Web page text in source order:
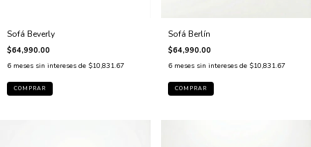
Sofá Beverly
$64,990.00
6 meses sin intereses de $10,831.67
COMPRAR
Sofá Berlín
$64,990.00
6 meses sin intereses de $10,831.67
COMPRAR